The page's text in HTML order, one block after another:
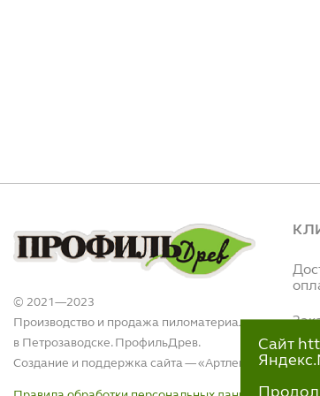
© 2021—2023
Производство и продажа пиломатериалов
в Петрозаводске. ПрофильДрев.
Создание и поддержка сайта — «Артлекс
Сайт